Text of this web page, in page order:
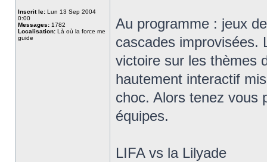
Inscrit le: Lun 13 Sep 2004
0:00
Messages: 1782
Localisation: Là où la force me
guide
Au programme : jeux
cascades improvisées.
victoire sur les thèmes
hautement interactif
choc. Alors tenez vous
équipes.
LIFA vs la Lilyade